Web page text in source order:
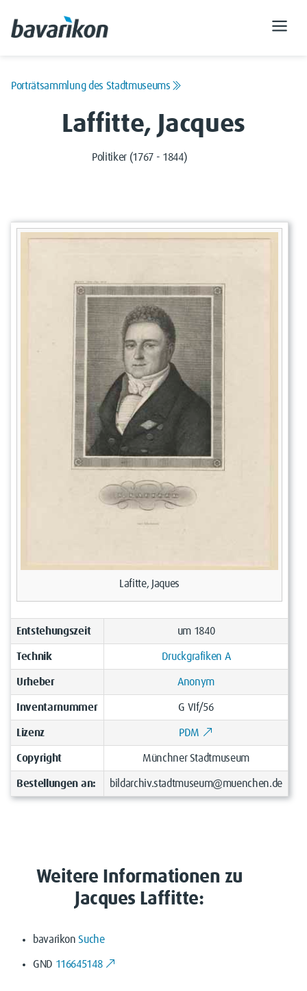
Porträtsammlung des Stadtmuseums
Laffitte, Jacques
Politiker (1767 - 1844)
Lafitte, Jaques
Entstehungszeit um 1840
Technik Druckgrafiken A
Urheber Anonym
Inventarnummer G VIf/56
Lizenz PDM
Copyright Münchner Stadtmuseum
Bestellungen an: bildarchiv.stadtmuseum@muenchen.de
Weitere Informationen zu
Jacques Laffitte:
bavarikonSuche
GND 116645148